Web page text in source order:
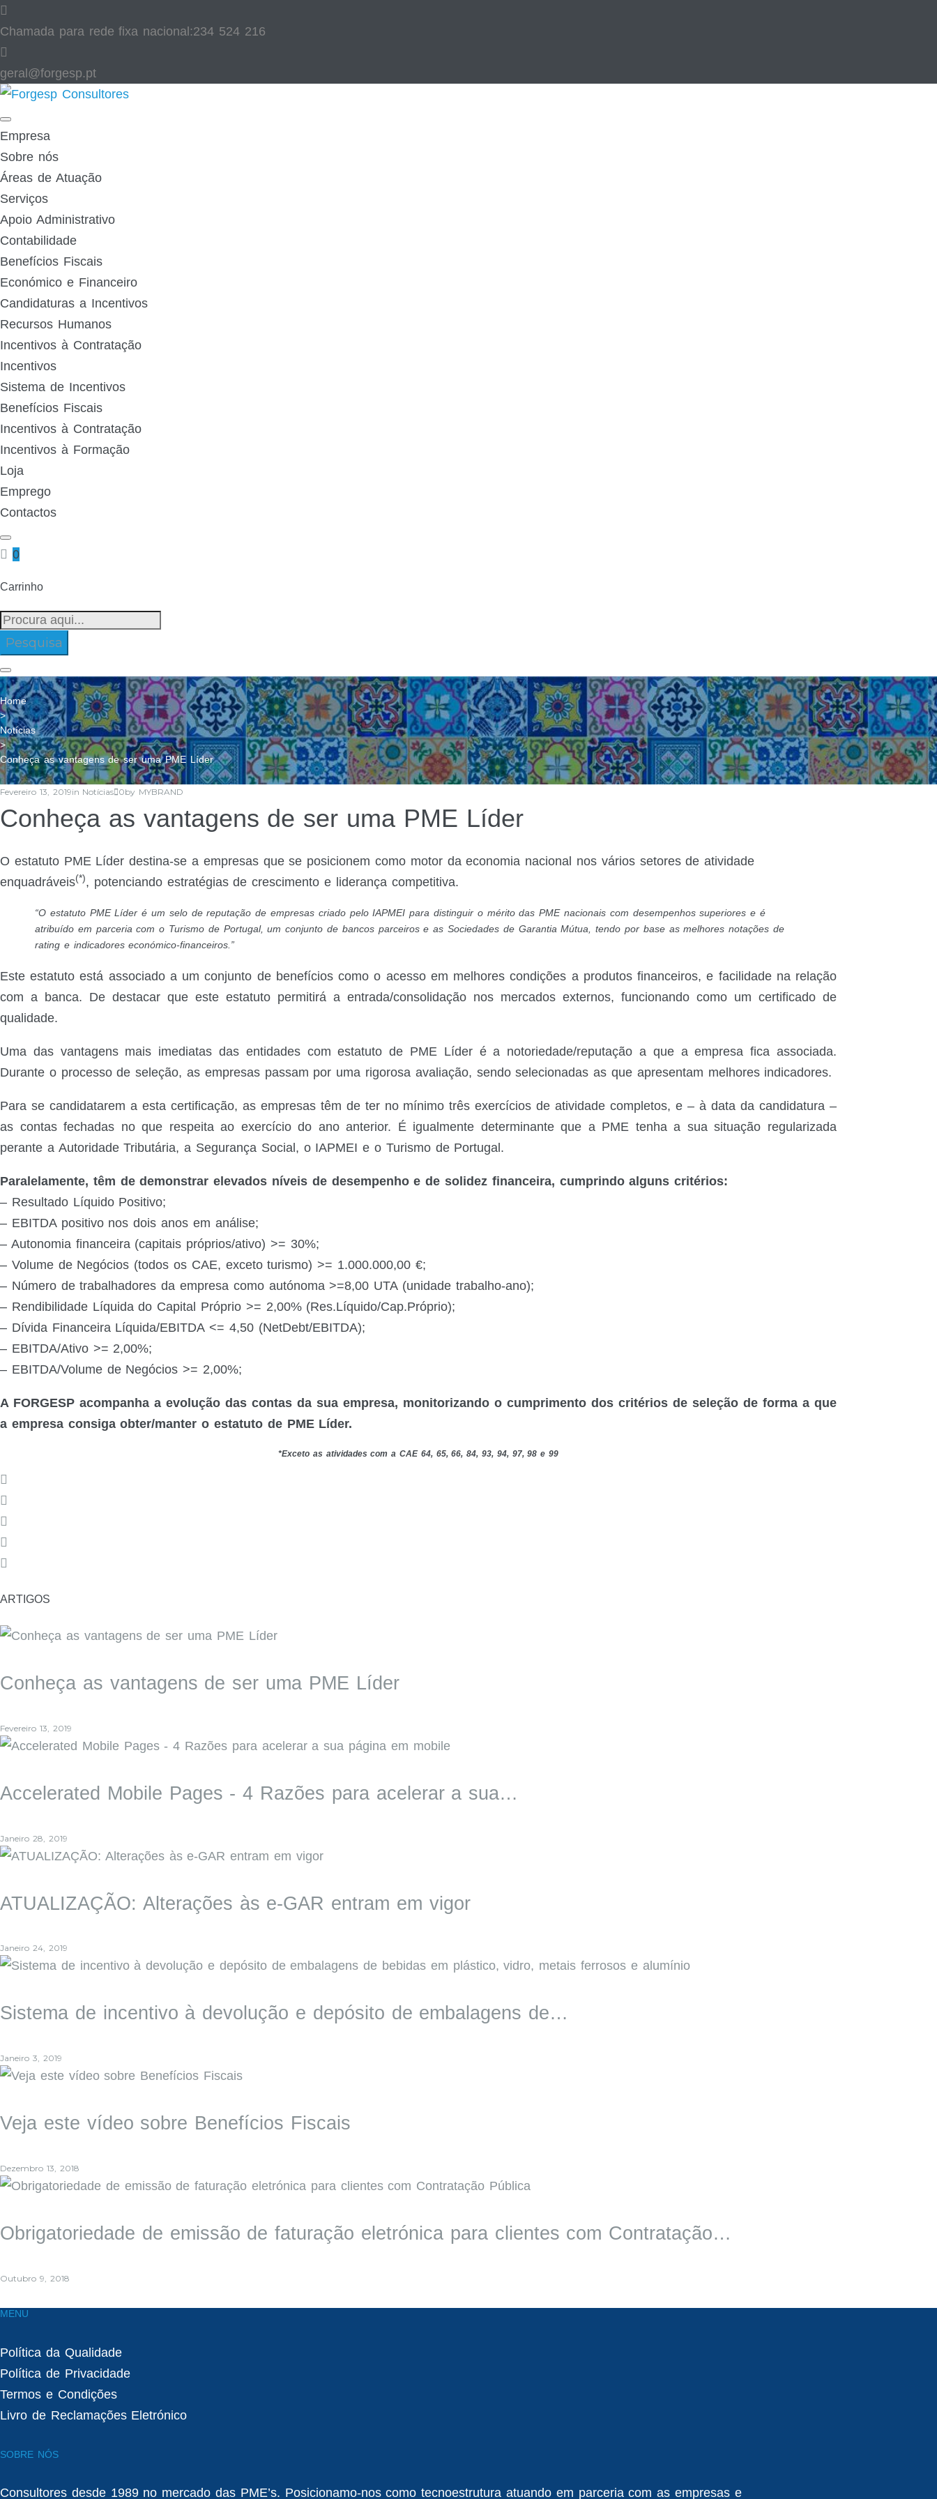
Skip
to
content
Chamada para rede fixa nacional:234 524 216
geral@forgesp.pt​
Facebook
Linked
In
Empresa
Sobre nós
Áreas de Atuação
Serviços
Apoio Administrativo
Contabilidade
Benefícios Fiscais
Económico e Financeiro
Candidaturas a Incentivos
Recursos Humanos
Incentivos à Contratação
Incentivos
Sistema de Incentivos
Benefícios Fiscais
Incentivos à Contratação
Incentivos à Formação
Loja
Emprego
Contactos
0
Carrinho
Pesquisa
para:
Pesquisa
Home
>
Notícias
>
Conheça as vantagens de ser uma PME Líder
Fevereiro 13, 2019in Notícias 0by MYBRAND
Conheça as vantagens de ser uma PME Líder
O estatuto PME Líder destina-se a empresas que se posicionem como motor da economia nacional nos vários setores de atividade
enquadráveis(*), potenciando estratégias de crescimento e liderança competitiva.
“O estatuto PME Líder é um selo de reputação de empresas criado pelo IAPMEI para distinguir o mérito das PME nacionais com desempenhos superiores e é
atribuído em parceria com o Turismo de Portugal, um conjunto de bancos parceiros e as Sociedades de Garantia Mútua, tendo por base as melhores notações de
rating e indicadores económico-financeiros.”
Este estatuto está associado a um conjunto de benefícios como o acesso em melhores condições a produtos financeiros, e facilidade na relação
com a banca. De destacar que este estatuto permitirá a entrada/consolidação nos mercados externos, funcionando como um certificado de
qualidade.
Uma das vantagens mais imediatas das entidades com estatuto de PME Líder é a notoriedade/reputação a que a empresa fica associada.
Durante o processo de seleção, as empresas passam por uma rigorosa avaliação, sendo selecionadas as que apresentam melhores indicadores.
Para se candidatarem a esta certificação, as empresas têm de ter no mínimo três exercícios de atividade completos, e – à data da candidatura –
as contas fechadas no que respeita ao exercício do ano anterior. É igualmente determinante que a PME tenha a sua situação regularizada
perante a Autoridade Tributária, a Segurança Social, o IAPMEI e o Turismo de Portugal.
Paralelamente, têm de demonstrar elevados níveis de desempenho e de solidez financeira, cumprindo alguns critérios:
– Resultado Líquido Positivo;
– EBITDA positivo nos dois anos em análise;
– Autonomia financeira (capitais próprios/ativo) >= 30%;
– Volume de Negócios (todos os CAE, exceto turismo) >= 1.000.000,00 €;
– Número de trabalhadores da empresa como autónoma >=8,00 UTA (unidade trabalho-ano);
– Rendibilidade Líquida do Capital Próprio >= 2,00% (Res.Líquido/Cap.Próprio);
– Dívida Financeira Líquida/EBITDA <= 4,50 (NetDebt/EBITDA);
– EBITDA/Ativo >= 2,00%;
– EBITDA/Volume de Negócios >= 2,00%;
A FORGESP acompanha a evolução das contas da sua empresa, monitorizando o cumprimento dos critérios de seleção de forma a que
a empresa consiga obter/manter o estatuto de PME Líder.
*Exceto as atividades com a CAE 64, 65, 66, 84, 93, 94, 97, 98 e 99
ARTIGOS
Conheça as vantagens de ser uma PME Líder
Fevereiro 13, 2019
Accelerated Mobile Pages - 4 Razões para acelerar a sua…
Janeiro 28, 2019
ATUALIZAÇÃO: Alterações às e-GAR entram em vigor
Janeiro 24, 2019
Sistema de incentivo à devolução e depósito de embalagens de…
Janeiro 3, 2019
Veja este vídeo sobre Benefícios Fiscais
Dezembro 13, 2018
Obrigatoriedade de emissão de faturação eletrónica para clientes com Contratação…
Outubro 9, 2018
MENU
Política da Qualidade
Política de Privacidade
Termos e Condições
Livro de Reclamações Eletrónico
SOBRE NÓS
Consultores desde 1989 no mercado das PME’s. Posicionamo-nos como tecnoestrutura atuando em parceria com as empresas e